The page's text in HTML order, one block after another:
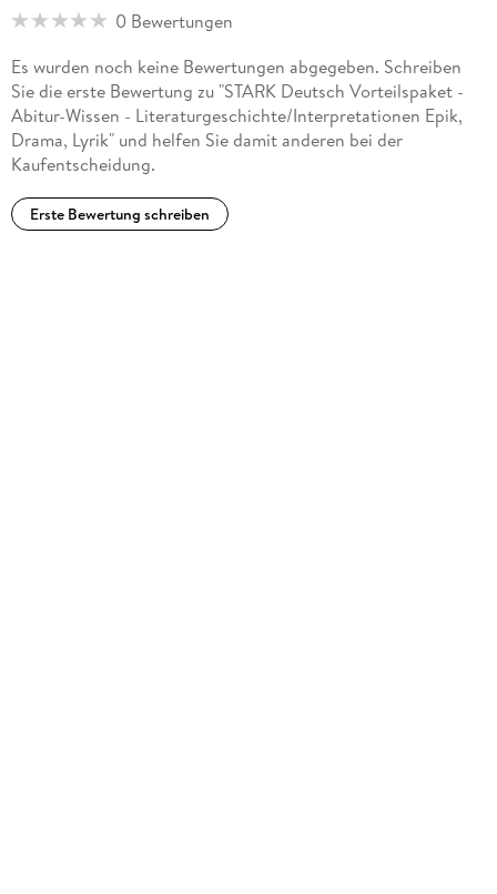
0 Bewertungen
Es wurden noch keine Bewertungen abgegeben. Schreiben
Sie die erste Bewertung zu "STARK Deutsch Vorteilspaket -
Abitur-Wissen - Literaturgeschichte/Interpretationen Epik,
Drama, Lyrik" und helfen Sie damit anderen bei der
Kaufentscheidung.
Erste Bewertung schreiben